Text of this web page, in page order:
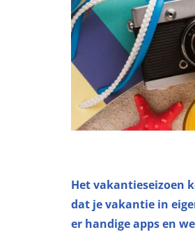
Het vakantieseizoen
dat je vakantie in
er handige apps en